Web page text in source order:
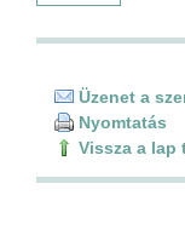
Üzenet a
Nyomtatás
Vissza a lap